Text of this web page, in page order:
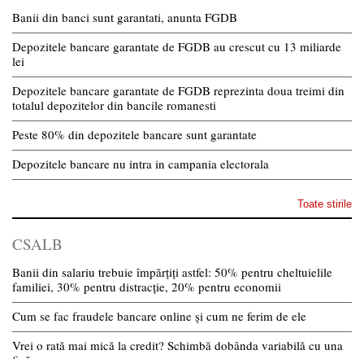
Banii din banci sunt garantati, anunta FGDB
Depozitele bancare garantate de FGDB au crescut cu 13 miliarde
lei
Depozitele bancare garantate de FGDB reprezinta doua treimi din
totalul depozitelor din bancile romanesti
Peste 80% din depozitele bancare sunt garantate
Depozitele bancare nu intra in campania electorala
Toate stirile
CSALB
Banii din salariu trebuie împărțiți astfel: 50% pentru cheltuielile
familiei, 30% pentru distracție, 20% pentru economii
Cum se fac fraudele bancare online și cum ne ferim de ele
Vrei o rată mai mică la credit? Schimbă dobânda variabilă cu una